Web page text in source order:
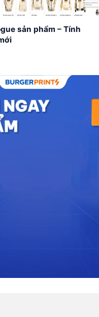
sản phẩm – Tính